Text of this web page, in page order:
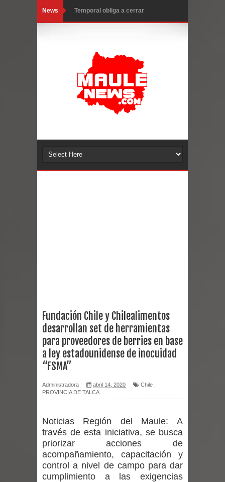
News Temporal obliga a cerrar
Chancho en Talca tras caída de
ramas cerca de carpas
Miles llegan a la Plaza de Armas de
Talca en el inicio de la Fiesta del
Torneo de Asadores reúne a 13
Curicó desarrollará jornada de
vacunación contra la Influenza y otros
Empedrado desarrolló con éxito el
Banda linarense Los Remembers
regresa de Brasil tras impulsar un
intercambio musical y pedagógico
Fundación Chile y Chilealimentos
desarrollan set de herramientas
para proveedores de berries en base
a ley estadounidense de inocuidad
“FSMA”
Administradora abril 14, 2020 Chile
PROVINCIA DE TALCA
Noticias Región del Maule: A
través de esta iniciativa, se busca
priorizar acciones de
acompañamiento, capacitación y
control a nivel de campo para dar
cumplimiento a las exigencias